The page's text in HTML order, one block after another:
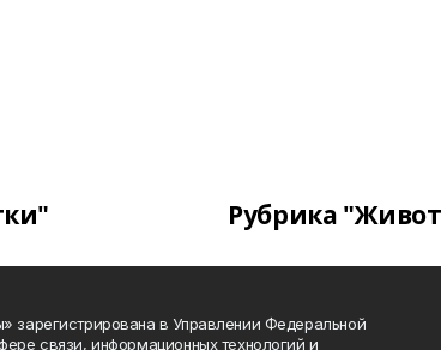
Рубрика
зарегистрирована в Управлении Федеральной
связи, информационных технологий и